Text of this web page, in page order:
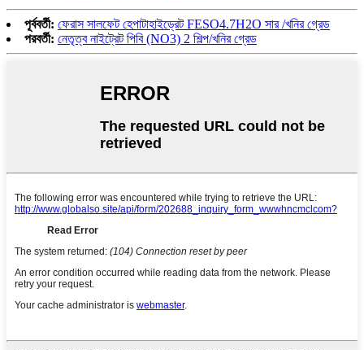
পূর্ববর্তী: ফেরাস সালফেট হেপাটাহাইড্রেট FESO4.7H2O সার /খনির গ্রেড
পরবর্তী: নেতৃত্ব নাইট্রেট পিবি (NO3) 2 শিল্প/খনির গ্রেড